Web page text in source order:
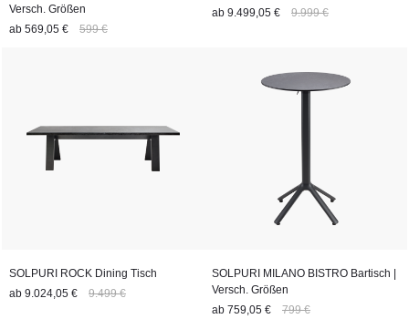
Versch. Größen
ab 569,05 € 599 €
ab 9.499,05 € 9.999 €
SOLPURI ROCK Dining Tisch
ab 9.024,05 € 9.499 €
SOLPURI MILANO BISTRO Bartisch |
Versch. Größen
ab 759,05 € 799 €